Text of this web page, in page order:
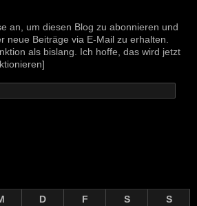
an, um diesen Blog zu abonnieren und
neue Beiträge via E-Mail zu erhalten.
als bislang. Ich hoffe, das wird jetzt
D F S
S